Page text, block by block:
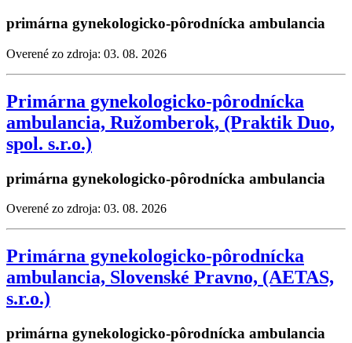
primárna gynekologicko-pôrodnícka ambulancia
Overené zo zdroja: 03. 08. 2026
Primárna gynekologicko-pôrodnícka
ambulancia, Ružomberok, (Praktik Duo,
spol. s.r.o.)
primárna gynekologicko-pôrodnícka ambulancia
Overené zo zdroja: 03. 08. 2026
Primárna gynekologicko-pôrodnícka
ambulancia, Slovenské Pravno, (AETAS,
s.r.o.)
primárna gynekologicko-pôrodnícka ambulancia